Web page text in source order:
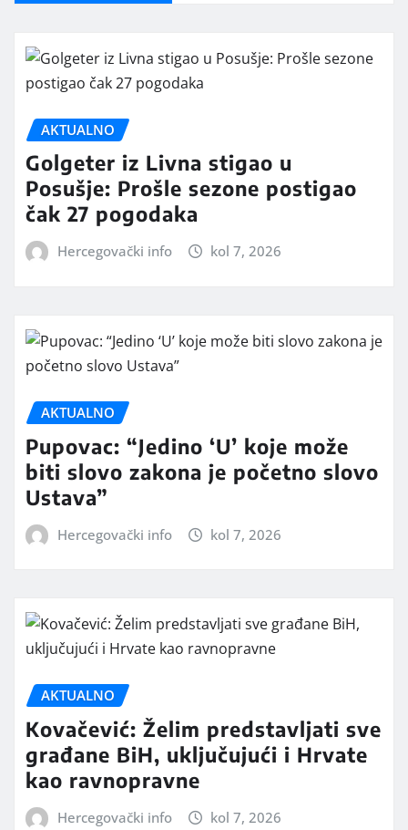
AKTUALNO
Golgeter iz Livna stigao u
Posušje: Prošle sezone postigao
čak 27 pogodaka
Hercegovački info kol 7, 2026
AKTUALNO
Pupovac: “Jedino ‘U’ koje može
biti slovo zakona je početno slovo
Ustava”
Hercegovački info kol 7, 2026
AKTUALNO
Kovačević: Želim predstavljati sve
građane BiH, uključujući i Hrvate
kao ravnopravne
Hercegovački info kol 7, 2026